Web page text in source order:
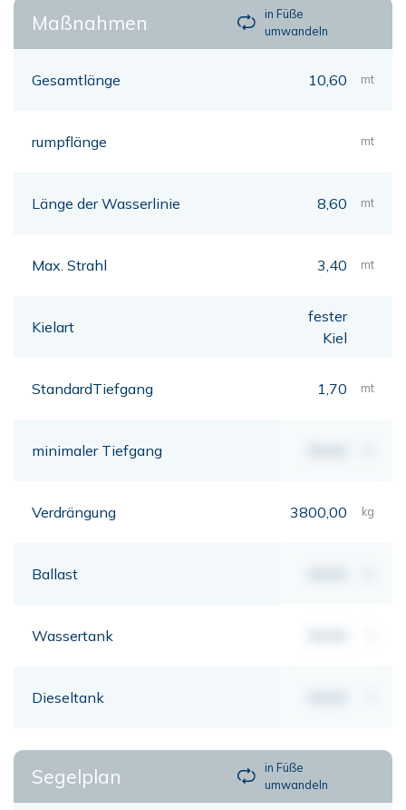
Maßnahmen
in Füße
umwandeln
Gesamtlänge 10,60 mt
rumpflänge mt
Länge der Wasserlinie 8,60 mt
Max. Strahl 3,40 mt
Kielart
fester
Kiel
StandardTiefgang 1,70 mt
minimaler Tiefgang
Verdrängung 3800,00 kg
Ballast
Wassertank
Dieseltank
Segelplan
in Füße
umwandeln